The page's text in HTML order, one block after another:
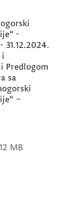
-
31.12.2024.
i
Predlogom
sa
–
12 MB